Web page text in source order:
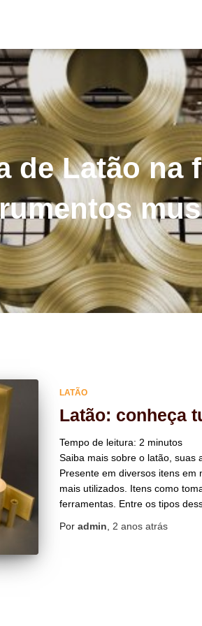
de Latão na
LATÃO
Latão: conheça
Tempo de leitura: 2 minutos
Saiba mais sobre o latão, suas
Presente em diversos itens em
mais utilizados. Itens como
ferramentas. Entre os tipos
Por admin 2 anosatrás